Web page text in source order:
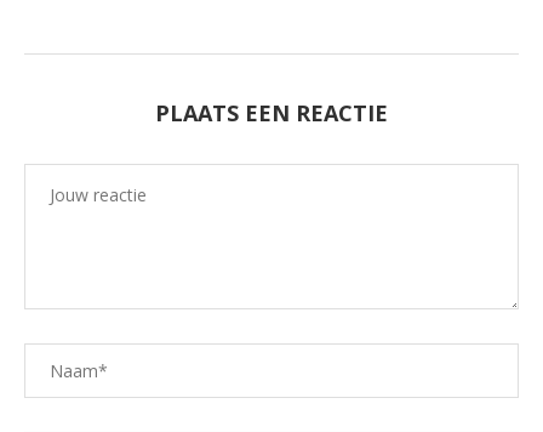
PLAATS EEN REACTIE